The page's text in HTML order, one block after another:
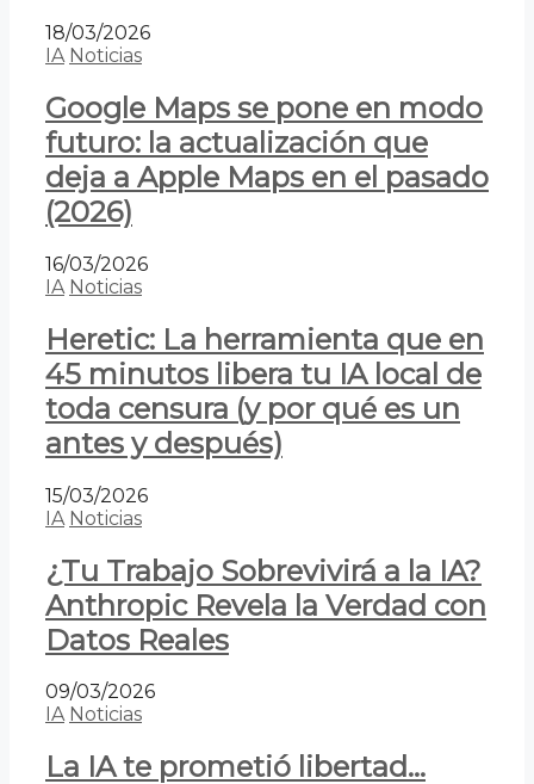
18/03/2026
IA Noticias
Google Maps se pone en modo
futuro: la actualización que
deja a Apple Maps en el pasado
(2026)
16/03/2026
IA Noticias
Heretic: La herramienta que en
45 minutos libera tu IA local de
toda censura (y por qué es un
antes y después)
15/03/2026
IA Noticias
¿Tu Trabajo Sobrevivirá a la IA?
Anthropic Revela la Verdad con
Datos Reales
09/03/2026
IA Noticias
La IA te prometió libertad…